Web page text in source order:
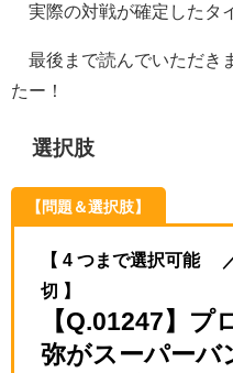
実際の対戦が確定したタ
最後まで読んでいただき
たー！
選択肢
【問題＆選択肢】
【 4 つまで選択可能
切 】
【Q.01247】プ
弥がスーパーバ